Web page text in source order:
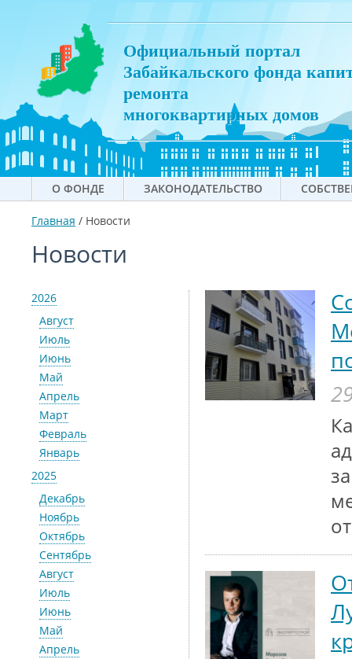
Официальный портал
Забайкальского фонда
ремонта
многоквартирных домов
О ФОНДЕ ЗАКОНОДАТЕЛЬСТВО
Главная / Новости
Новости
2026
Август
Июль
Июнь
Май
Апрель
Март
Февраль
Январь
2025
Декабрь
Ноябрь
Октябрь
Сентябрь
Август
Июль
Июнь
Май
Апрель